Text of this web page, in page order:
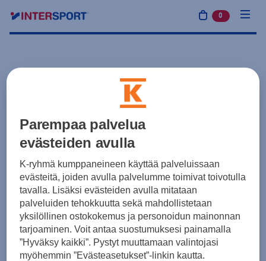
0 tuotetta
Parempaa palvelua
evästeiden avulla
K-ryhmä kumppaneineen käyttää palveluissaan
evästeitä, joiden avulla palvelumme toimivat toivotulla
tavalla. Lisäksi evästeiden avulla mitataan
palveluiden tehokkuutta sekä mahdollistetaan
yksilöllinen ostokokemus ja personoidun mainonnan
tarjoaminen. Voit antaa suostumuksesi painamalla
”Hyväksy kaikki”. Pystyt muuttamaan valintojasi
myöhemmin ”Evästeasetukset”-linkin kautta.